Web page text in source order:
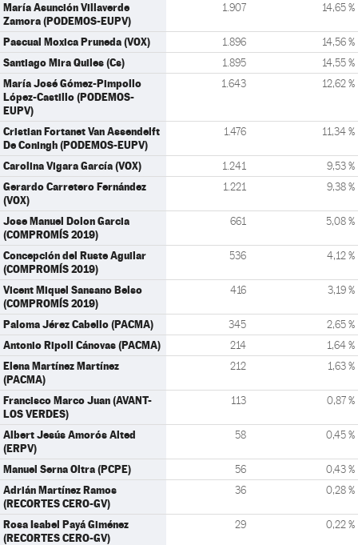
María Asunción Villaverde
Zamora (PODEMOS-EUPV)
1.907 14,65 %
Pascual Moxica Pruneda (VOX) 1.896 14,56 %
Santiago Mira Quiles (Cs) 1.895 14,55 %
María José Gómez-Pimpollo
López-Castillo (PODEMOS-
EUPV)
1.643 12,62 %
Cristian Fortanet Van Assendelft
De Coningh (PODEMOS-EUPV)
1.476 11,34 %
Carolina Vigara García (VOX) 1.241 9,53 %
Gerardo Carretero Fernández
(VOX)
1.221 9,38 %
Jose Manuel Dolon Garcia
(COMPROMÍS 2019)
661 5,08 %
Concepción del Ruste Aguilar
(COMPROMÍS 2019)
536 4,12 %
Vicent Miquel Sansano Belso
(COMPROMÍS 2019)
416 3,19 %
Paloma Jérez Cabello (PACMA) 345 2,65 %
Antonio Ripoll Cánovas (PACMA) 214 1,64 %
Elena Martínez Martínez
(PACMA)
212 1,63 %
Francisco Marco Juan (AVANT-
LOS VERDES)
113 0,87 %
Albert Jesús Amorós Alted
(ERPV)
58 0,45 %
Manuel Serna Oltra (PCPE) 56 0,43 %
Adrián Martínez Ramos
(RECORTES CERO-GV)
36 0,28 %
Rosa Isabel Payá Giménez
(RECORTES CERO-GV)
29 0,22 %